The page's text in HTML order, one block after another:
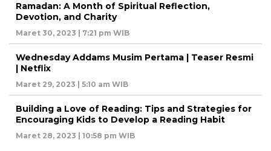
Ramadan: A Month of Spiritual Reflection,
Devotion, and Charity
Maret 30, 2023 | 7:21 pm WIB
Wednesday Addams Musim Pertama | Teaser Resmi
| Netflix
Maret 29, 2023 | 5:10 am WIB
Building a Love of Reading: Tips and Strategies for
Encouraging Kids to Develop a Reading Habit
Maret 28, 2023 | 10:58 pm WIB